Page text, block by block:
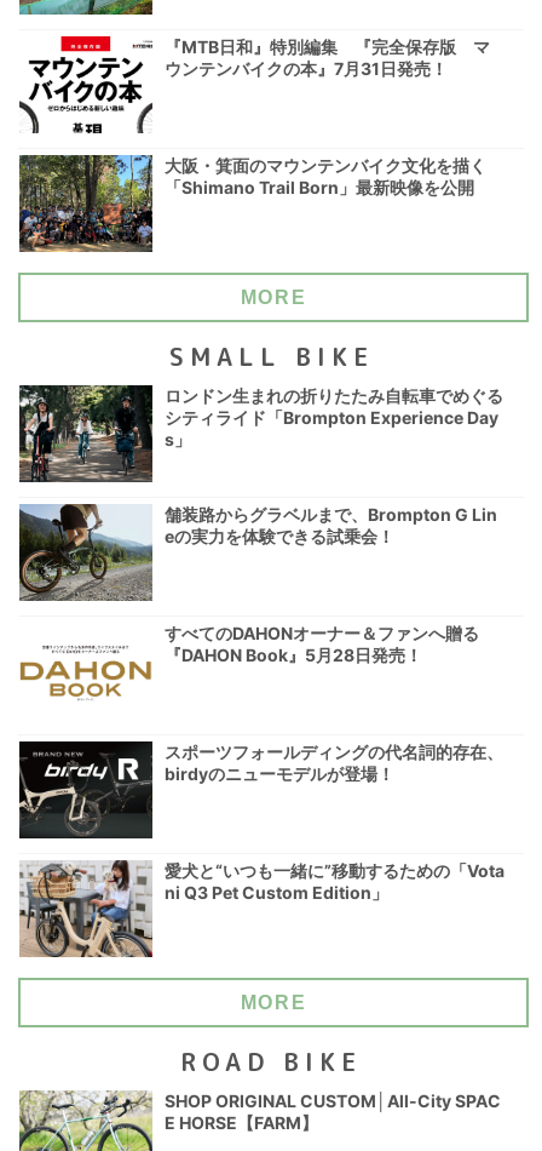
『MTB日和』特別編集 『完全保存版 マ
ウンテンバイクの本』7月31日発売！
大阪・箕面のマウンテンバイク文化を描く
「Shimano Trail Born」最新映像を公開
MORE
SMALL BIKE
ロンドン生まれの折りたたみ自転車でめぐる
シティライド「Brompton Experience Day
s」
舗装路からグラベルまで、Brompton G Lin
eの実力を体験できる試乗会！
すべてのDAHONオーナー＆ファンへ贈る
『DAHON Book』5月28日発売！
スポーツフォールディングの代名詞的存在、
birdyのニューモデルが登場！
愛犬と“いつも一緒に”移動するための「Vota
ni Q3 Pet Custom Edition」
MORE
ROAD BIKE
SHOP ORIGINAL CUSTOM│All-City SPAC
E HORSE【FARM】